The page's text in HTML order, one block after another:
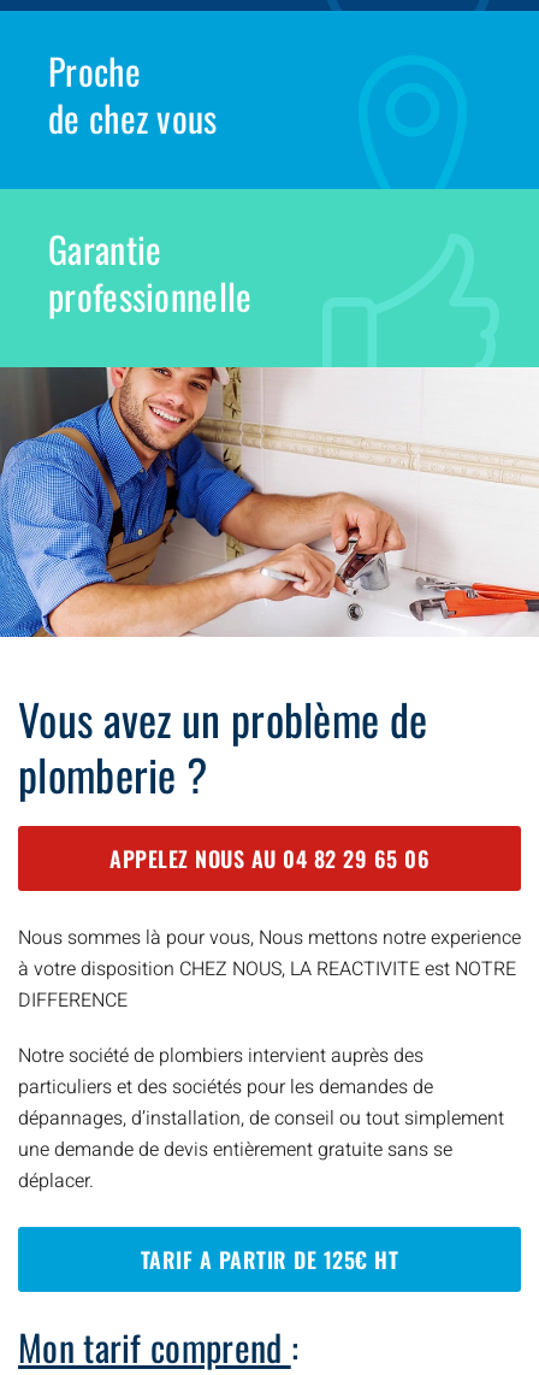
Proche
de chez vous
Garantie
professionnelle
Vous avez un problème de
plomberie ?
APPELEZ NOUS AU 04 82 29 65 06
Nous sommes là pour vous, Nous mettons notre experience
à votre disposition CHEZ NOUS, LA REACTIVITE est NOTRE
DIFFERENCE
Notre société de plombiers intervient auprès des
particuliers et des sociétés pour les demandes de
dépannages, d’installation, de conseil ou tout simplement
une demande de devis entièrement gratuite sans se
déplacer.
TARIF A PARTIR DE 125€ HT
Mon tarif comprend :